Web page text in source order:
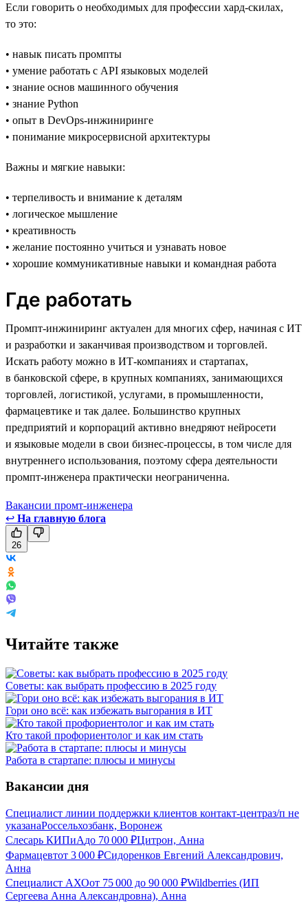
Если говорить о необходимых для профессии хард-скилах,
то это:
• навык писать промпты
• умение работать с API языковых моделей
• знание основ машинного обучения
• знание Python
• опыт в DevOps-инжиниринге
• понимание микросервисной архитектуры
Важны и мягкие навыки:
• терпеливость и внимание к деталям
• логическое мышление
• креативность
• желание постоянно учиться и узнавать новое
• хорошие коммуникативные навыки и командная работа
Где работать
Промпт-инжиниринг актуален для многих сфер, начиная с ИТ
и разработки и заканчивая производством и торговлей.
Искать работу можно в ИТ-компаниях и стартапах,
в банковской сфере, в крупных компаниях, занимающихся
торговлей, логистикой, услугами, в промышленности,
фармацевтике и так далее. Большинство крупных
предприятий и корпораций активно внедряют нейросети
и языковые модели в свои бизнес-процессы, в том числе для
внутреннего использования, поэтому сфера деятельности
промпт-инженера практически неограниченна.
Вакансии промт-инженера
↩ На главную блога
26
Читайте также
Советы: как выбрать профессию в 2025 году
Гори оно всё: как избежать выгорания в ИТ
Кто такой профориентолог и как им стать
Работа в стартапе: плюсы и минусы
Вакансии дня
Специалист линии поддержки клиентов контакт-центраз/п не
указанаРоссельхозбанк, Воронеж
Слесарь КИПиАдо 70 000 ₽Цитрон, Анна
Фармацевтот 3 000 ₽Сидоренков Евгений Александрович,
Анна
Специалист АХОот 75 000 до 90 000 ₽Wildberries (ИП
Сергеева Анна Александровна), Анна